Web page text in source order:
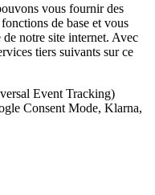
vous fournir des
de base et vous
notre site internet. Avec
tiers suivants sur ce
Event Tracking)
Consent Mode, Klarna,